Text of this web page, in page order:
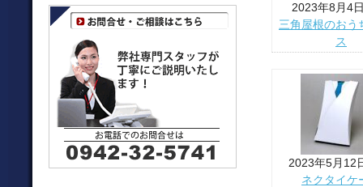
2023年8月4
三角屋根のおう
ス
2023年5月12
ネクタイケ